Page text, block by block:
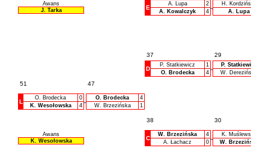
Awans
J. Tarka
E
A. Lupa
2
A. Kowalczyk
4
H. Kordzińska
A. Lupa
37 29
51 47
D
P. Statkiewicz
1
O. Brodecka
4
P. Statkiewicz
W. Derezińska
38 30
L
O. Brodecka
0
K. Wesołowska
4
O. Brodecka
4
W. Brzezińska
1
Awans
K. Wesołowska
C
W. Brzezińska
4
A. Łachacz
0
K. Muślewska
W. Brzezińska